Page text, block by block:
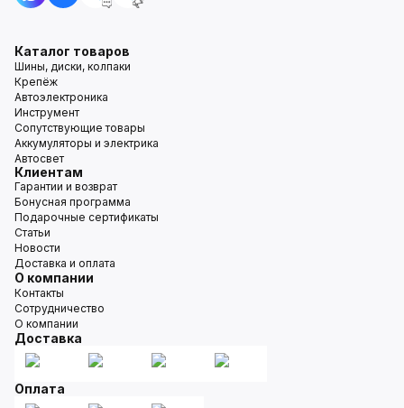
Каталог товаров
Шины, диски, колпаки
Крепёж
Автоэлектроника
Инструмент
Сопутствующие товары
Аккумуляторы и электрика
Автосвет
Клиентам
Гарантии и возврат
Бонусная программа
Подарочные сертификаты
Статьи
Новости
Доставка и оплата
О компании
Контакты
Сотрудничество
О компании
Доставка
Оплата